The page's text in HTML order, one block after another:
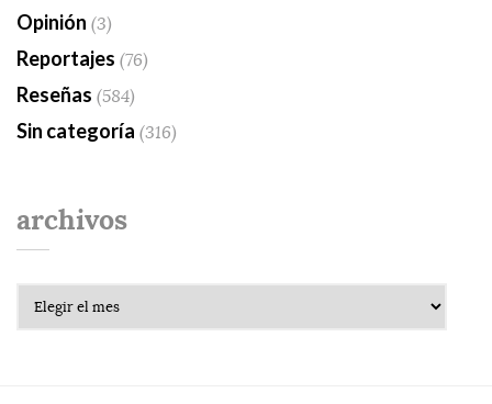
Opinión (3)
Reportajes (76)
Reseñas (584)
Sin categoría (316)
archivos